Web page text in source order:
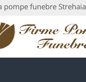
pompe funebre Strehaia